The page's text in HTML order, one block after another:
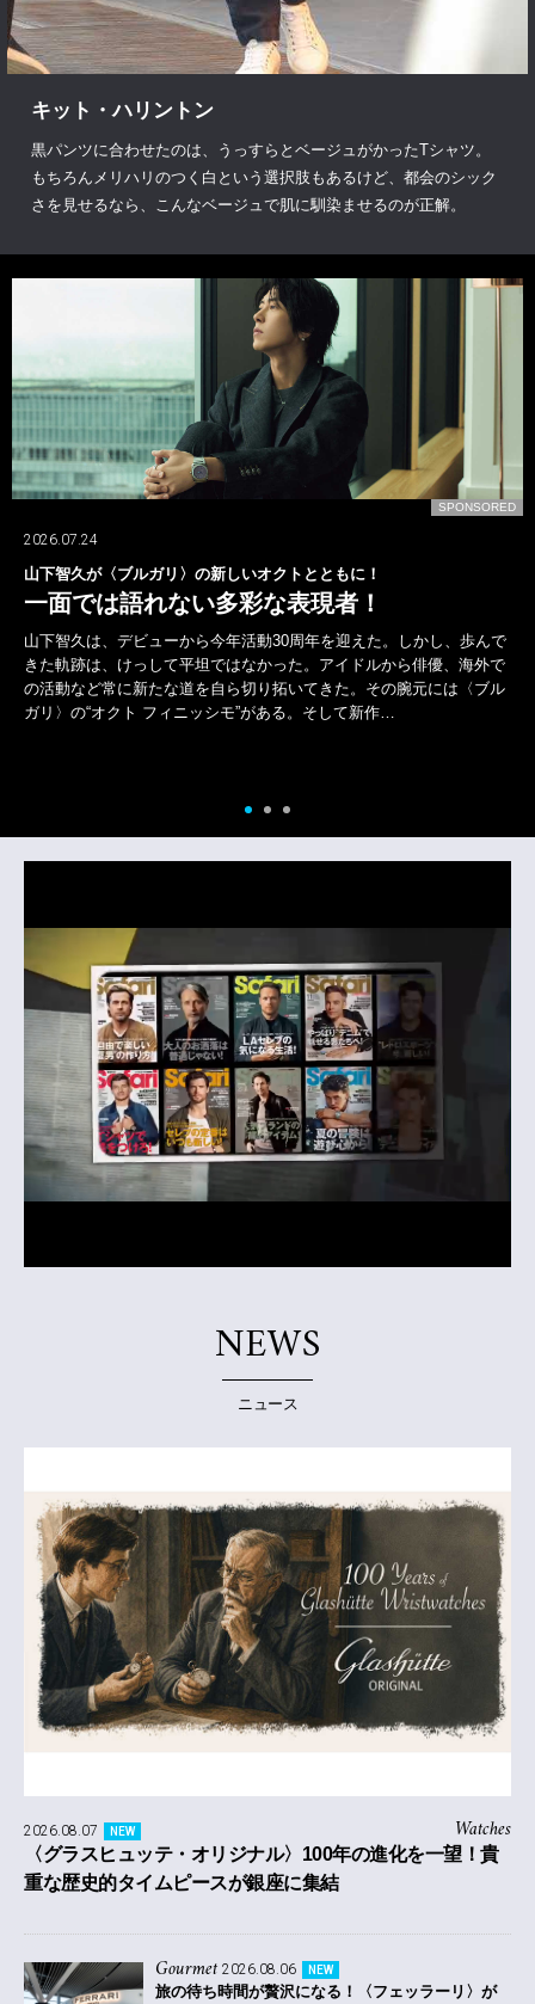
キット・ハリントン
黒パンツに合わせたのは、うっすらとベージュがかったTシャツ。
もちろんメリハリのつく白という選択肢もあるけど、都会のシック
さを見せるなら、こんなベージュで肌に馴染ませるのが正解。
SPONSORED
2026.07.24
山下智久が〈ブルガリ〉の新しいオクトとともに！
一面では語れない多彩な表現者！
山下智久は、デビューから今年活動30周年を迎えた。しかし、歩んで
きた軌跡は、けっして平坦ではなかった。アイドルから俳優、海外で
の活動など常に新たな道を自ら切り拓いてきた。その腕元には〈ブル
ガリ〉の“オクト フィニッシモ”がある。そして新作…
NEWS
ニュース
Watches
2026.08.07 NEW
〈グラスヒュッテ・オリジナル〉100年の進化を一望！貴
重な歴史的タイムピースが銀座に集結
Gourmet 2026.08.06 NEW
旅の待ち時間が贅沢になる！〈フェッラーリ〉が